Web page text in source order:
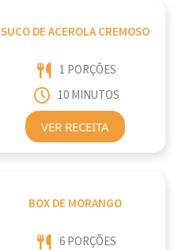
SUCO DE ACEROLA CREMOSO
1 PORÇÕES
10 MINUTOS
VER RECEITA
BOX DE MORANGO
6 PORÇÕES